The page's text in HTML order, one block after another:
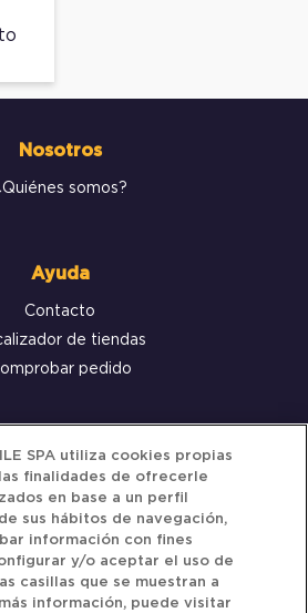
Nosotros
somos?
Ayuda
Contacto
de tiendas
pedido
al cliente
y Condiciones
de privacidad
de Cookies
SPA utiliza cookies propias
finalidades de ofrecerle
en base a un perfil
sus hábitos de navegación,
información con fines
y/o aceptar el uso de
casillas que se muestran a
información, puede visitar